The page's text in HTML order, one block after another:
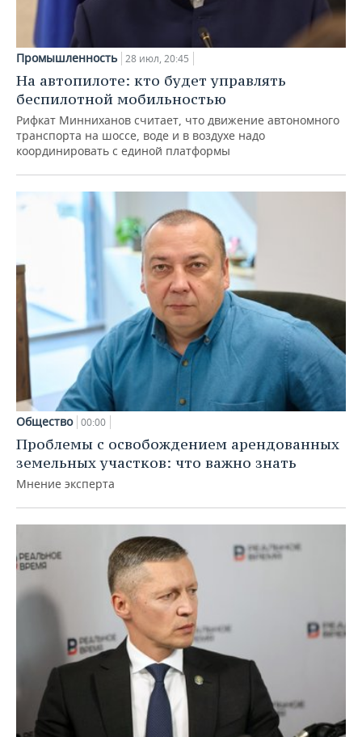
Промышленность 28 июл, 20:45
На автопилоте: кто будет управлять
беспилотной мобильностью
Рифкат Минниханов считает, что движение автономного
транспорта на шоссе, воде и в воздухе надо
координировать с единой платформы
Общество 00:00
Проблемы с освобождением арендованных
земельных участков: что важно знать
Мнение эксперта